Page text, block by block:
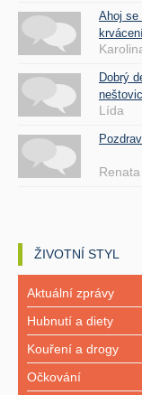
Ahoj se
Dobrý
Lída
Renata
ŽIVOTNÍ STYL
Aktuální zprávy
Hubnutí a diety
Kouření a drogy
Očkování